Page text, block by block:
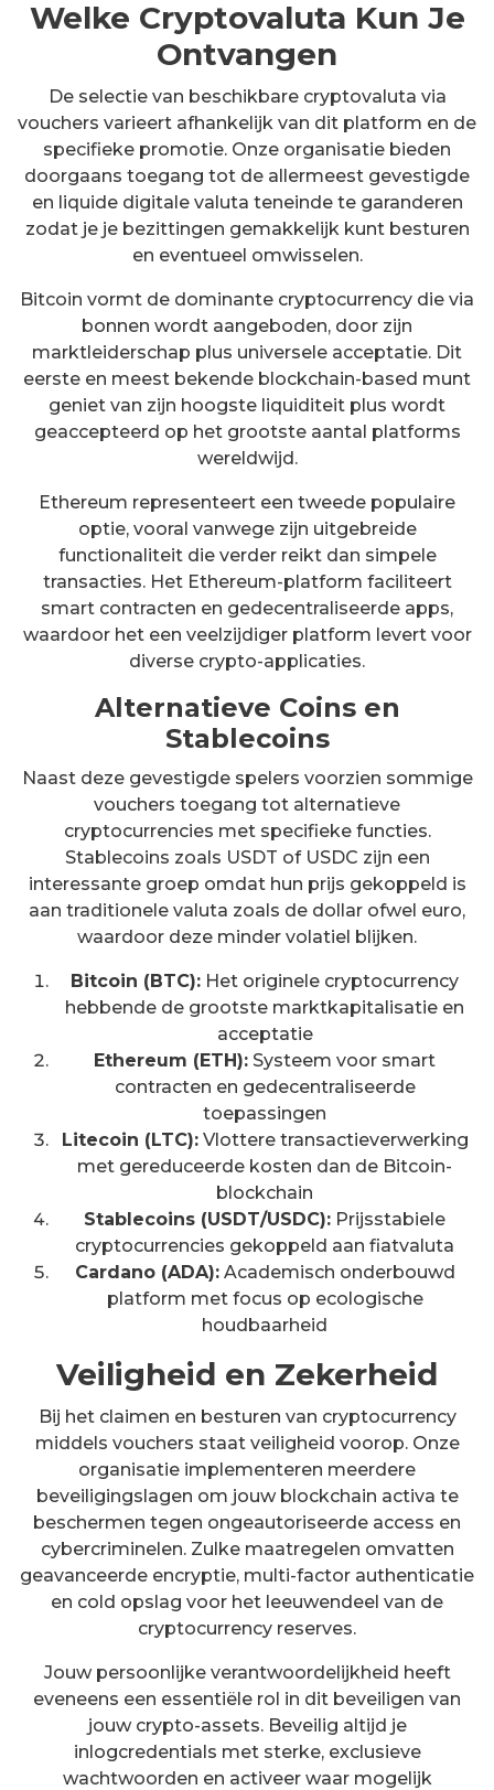
Welke Cryptovaluta Kun Je
Ontvangen
De selectie van beschikbare cryptovaluta via
vouchers varieert afhankelijk van dit platform en de
specifieke promotie. Onze organisatie bieden
doorgaans toegang tot de allermeest gevestigde
en liquide digitale valuta teneinde te garanderen
zodat je je bezittingen gemakkelijk kunt besturen
en eventueel omwisselen.
Bitcoin vormt de dominante cryptocurrency die via
bonnen wordt aangeboden, door zijn
marktleiderschap plus universele acceptatie. Dit
eerste en meest bekende blockchain-based munt
geniet van zijn hoogste liquiditeit plus wordt
geaccepteerd op het grootste aantal platforms
wereldwijd.
Ethereum representeert een tweede populaire
optie, vooral vanwege zijn uitgebreide
functionaliteit die verder reikt dan simpele
transacties. Het Ethereum-platform faciliteert
smart contracten en gedecentraliseerde apps,
waardoor het een veelzijdiger platform levert voor
diverse crypto-applicaties.
Alternatieve Coins en
Stablecoins
Naast deze gevestigde spelers voorzien sommige
vouchers toegang tot alternatieve
cryptocurrencies met specifieke functies.
Stablecoins zoals USDT of USDC zijn een
interessante groep omdat hun prijs gekoppeld is
aan traditionele valuta zoals de dollar ofwel euro,
waardoor deze minder volatiel blijken.
Bitcoin (BTC): Het originele cryptocurrency
hebbende de grootste marktkapitalisatie en
acceptatie
Ethereum (ETH): Systeem voor smart
contracten en gedecentraliseerde
toepassingen
Litecoin (LTC):Vlottere transactieverwerking
met gereduceerde kosten dan de Bitcoin-
blockchain
Stablecoins (USDT/USDC): Prijsstabiele
cryptocurrencies gekoppeld aan fiatvaluta
Cardano (ADA):Academisch onderbouwd
platform met focus op ecologische
houdbaarheid
Veiligheid en Zekerheid
Bij het claimen en besturen van cryptocurrency
middels vouchers staat veiligheid voorop. Onze
organisatie implementeren meerdere
beveiligingslagen om jouw blockchain activa te
beschermen tegen ongeautoriseerde access en
cybercriminelen. Zulke maatregelen omvatten
geavanceerde encryptie, multi-factor authenticatie
en cold opslag voor het leeuwendeel van de
cryptocurrency reserves.
Jouw persoonlijke verantwoordelijkheid heeft
eveneens een essentiële rol in dit beveiligen van
jouw crypto-assets. Beveilig altijd je
inlogcredentials met sterke, exclusieve
wachtwoorden en activeer waar mogelijk